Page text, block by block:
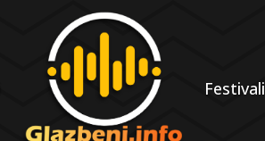
Festivali